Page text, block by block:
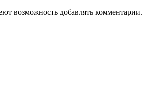
возможность добавлять комментарии.